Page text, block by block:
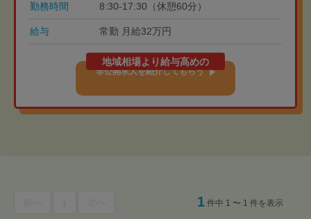
勤務時間 8:30-17:30（休憩60分）
給与 常勤 月給32万円
地域相場より給与高めの
非公開求人を紹介してもらう
1 件中 1 〜 1 件を表示